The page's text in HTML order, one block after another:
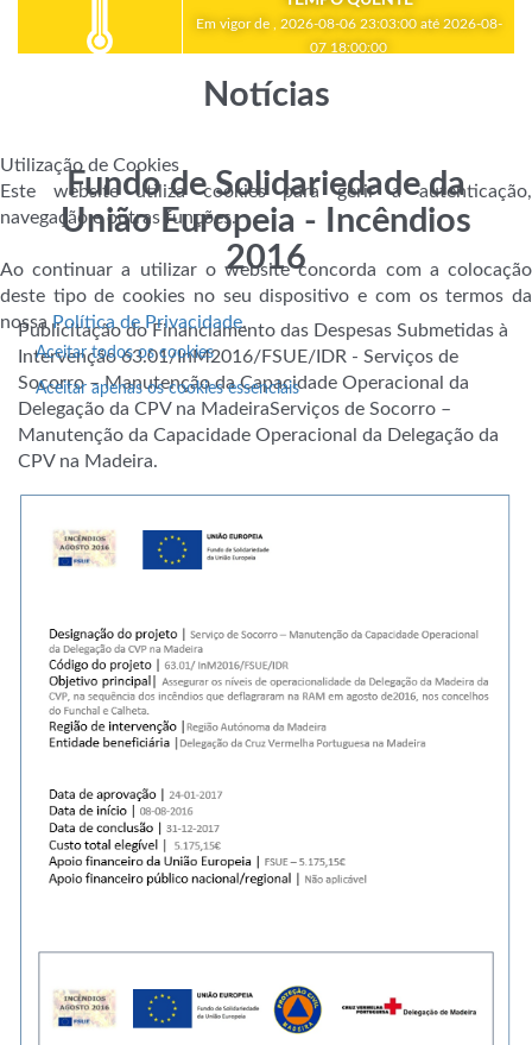
Em vigor de , 2026-08-06 23:03:00 até 2026-08-
07 18:00:00
Notícias
Fundo de Solidariedade da
União Europeia - Incêndios
2016
Publicitação do Financiamento das Despesas Submetidas à
Intervenção 63.01/InM2016/FSUE/IDR - Serviços de
Socorro – Manutenção da Capacidade Operacional da
Delegação da CPV na MadeiraServiços de Socorro –
Manutenção da Capacidade Operacional da Delegação da
CPV na Madeira.
Utilização de Cookies
Este website utiliza cookies para gerir a autenticação,
navegação e outras funções.
Ao continuar a utilizar o website concorda com a colocação
deste tipo de cookies no seu dispositivo e com os termos da
nossa Política de Privacidade.
Aceitar todos os cookies
Aceitar apenas os cookies essenciais